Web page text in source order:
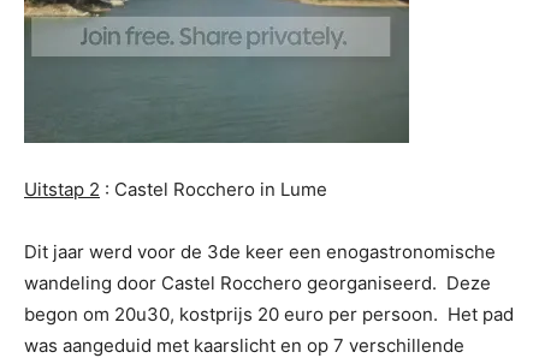
Uitstap 2 : Castel Rocchero in Lume
Dit jaar werd voor de 3de keer een enogastronomische
wandeling door Castel Rocchero georganiseerd. Deze
begon om 20u30, kostprijs 20 euro per persoon. Het pad
was aangeduid met kaarslicht en op 7 verschillende